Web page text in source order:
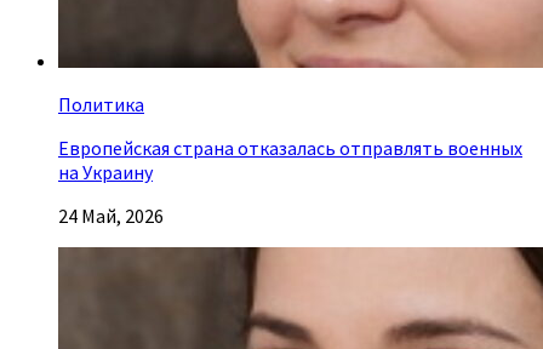
Политика
Европейская страна отказалась отправлять военных
на Украину
24 Май, 2026